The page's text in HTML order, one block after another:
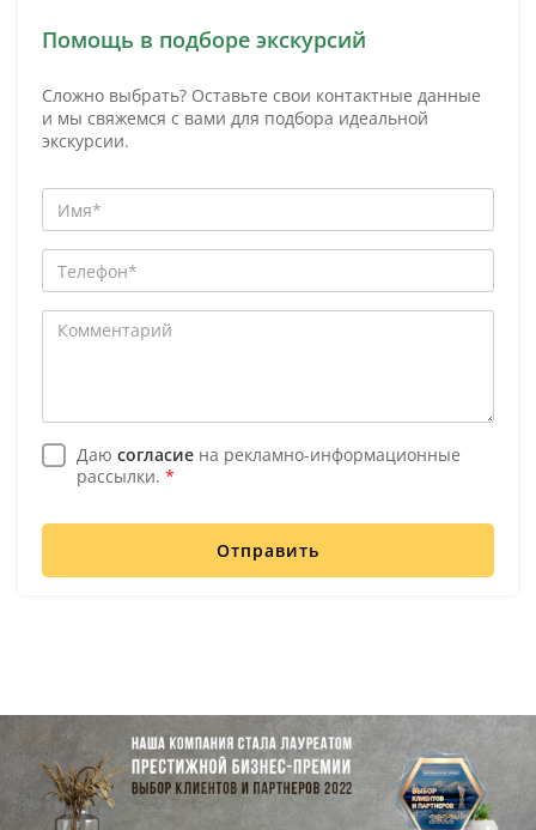
Помощь в подборе экскурсий
Сложно выбрать? Оставьте свои контактные данные
и мы свяжемся с вами для подбора идеальной
экскурсии.
Даю согласие на рекламно-информационные
рассылки. *
Отправить